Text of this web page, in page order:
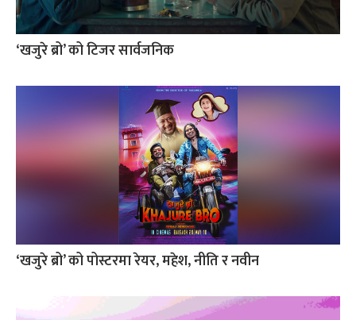
‘खजुरे ब्रो’ को टिजर सार्वजनिक
‘खजुरे ब्रो’ को पोस्टरमा रेयर, महेश, नीति र नवीन